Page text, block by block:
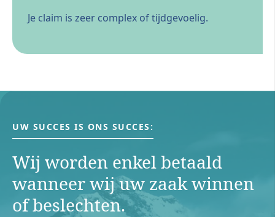
Je claim is zeer complex of tijdgevoelig.
UW SUCCES IS ONS SUCCES:
Wij worden enkel betaald
wanneer wij uw zaak winnen
of beslechten.